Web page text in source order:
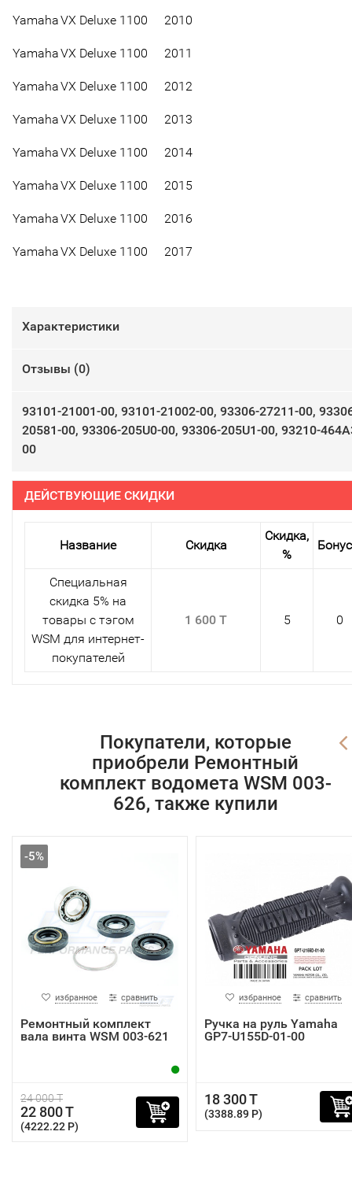
YamahaVX Deluxe 1100 2010
YamahaVX Deluxe 1100 2011
YamahaVX Deluxe 1100 2012
YamahaVX Deluxe 1100 2013
YamahaVX Deluxe 1100 2014
YamahaVX Deluxe 1100 2015
YamahaVX Deluxe 1100 2016
YamahaVX Deluxe 1100 2017
Характеристики
Отзывы (0)
93101-21001-00, 93101-21002-00, 93306-27211-00,
20581-00, 93306-205U0-00, 93306-205U1-00, 93210-
00​
ДЕЙСТВУЮЩИЕ СКИДКИ
Название Скидка
Скидка,
%
Специальная
скидка 5% на
товары с тэгом
WSM для интернет-
покупателей
1 600 T 5 0
Покупатели, которые
приобрели Ремонтный
комплект водомета WSM 003-
626, также купили
-5%
избранное сравнить
Ремонтный комплект
вала винта WSM 003-621
24 000 T
22 800 T
(4222.22 P)
избранное сравнить
Ручка на руль Yamaha
GP7-U155D-01-00
18 300 T
(3388.89 P)